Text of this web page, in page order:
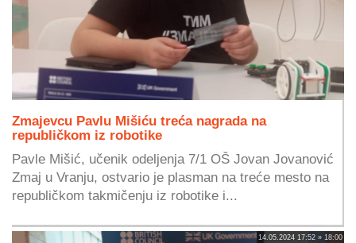
Zmajevcu Pavlu Mišiću treća nagrada na
republičkom iz robotike
Pavle Mišić, učenik odeljenja 7/1 OŠ Jovan Jovanović
Zmaj u Vranju, ostvario je plasman na treće mesto na
republičkom takmičenju iz robotike i...
14.05.2024 17:52 » 18:00